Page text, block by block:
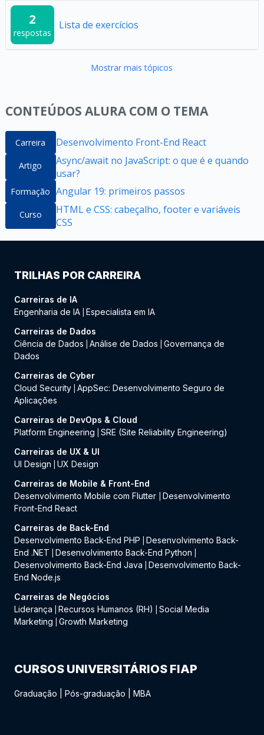
2
respostas
Lista de exercícios
Mostrar mais tópicos
CONTEÚDOS ALURA COM O TEMA
Carreira Desenvolvimento Front-End React
Artigo
Async/await no JavaScript: o que é e quando
usar?
Formação Angular 19: primeiros passos
Curso
HTML e CSS: cabeçalho, footer e variáveis
CSS
TRILHAS POR CARREIRA
Carreiras de IA
Engenharia de IA Especialista em IA
Carreiras de Dados
Ciência de Dados
Análise de Dados
Governança de
Dados
Carreiras de Cyber
Cloud Security AppSec: Desenvolvimento Seguro de
Aplicações
Carreiras de DevOps & Cloud
Platform Engineering
SRE (Site Reliability Engineering)
Carreiras de UX & UI
UI Design
UX Design
Carreiras de Mobile & Front-End
Desenvolvimento Mobile com Flutter
Desenvolvimento
Front-End React
Carreiras de Back-End
Desenvolvimento Back-End PHP
Desenvolvimento Back-
End .NET
Desenvolvimento Back-End Python
Desenvolvimento Back-End Java
Desenvolvimento Back-
End Node.js
Carreiras de Negócios
Liderança
Recursos Humanos (RH)
Social Media
Marketing
Growth Marketing
CURSOS UNIVERSITÁRIOS FIAP
Graduação Pós-graduação MBA